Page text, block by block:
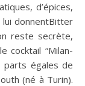
d’épices,
lui donnentBitter
reste secrète,
cocktail “Milan-
parts égales de
(né à Turin).